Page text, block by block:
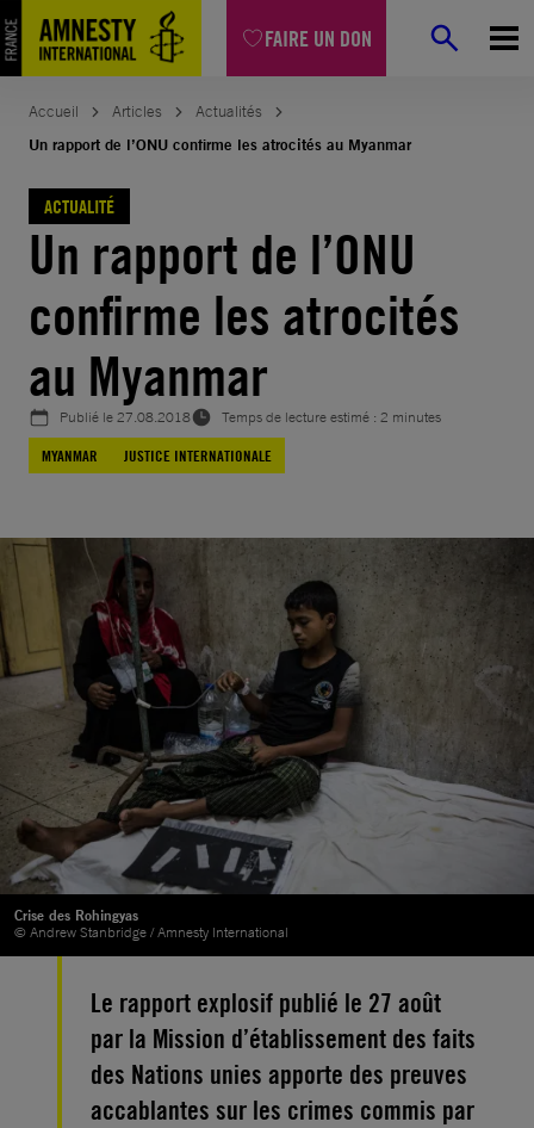
FAIRE UN DON
Aller
au
contenu
Accueil Articles
Actualités
Un rapport de l’ONU confirme les atrocités au Myanmar
ACTUALITÉ
Un rapport de l’ONU
confirme les atrocités
au Myanmar
Publié le27.08.2018
Temps de lecture estimé : 2 minutes
MYANMAR
JUSTICE INTERNATIONALE
Crise des Rohingyas
© Andrew Stanbridge / Amnesty International
Le rapport explosif publié le 27 août
par la Mission d’établissement des faits
des Nations unies apporte des preuves
accablantes sur les crimes commis par